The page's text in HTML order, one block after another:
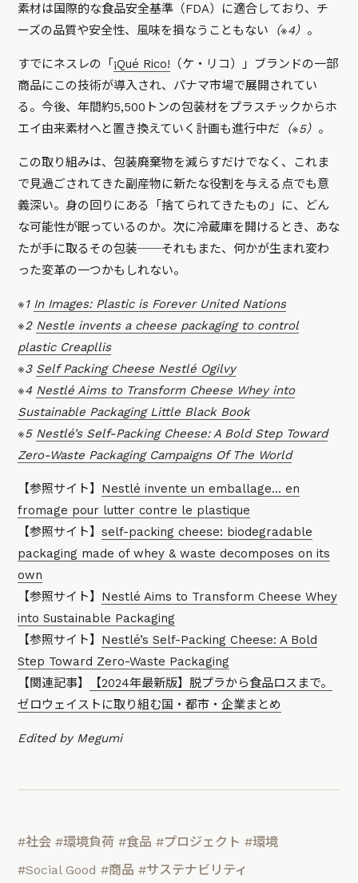
素材は国際的な食品安全基準（FDA）に適合しており、チ
ーズの品質や安全性、風味を損なうこともない （※4） 。
すでにネスレの「 ¡Qué Rico! （ケ・リコ）」ブランドの一部
商品にこの技術が導入され、パナマ市場で展開されてい
る。今後、年間約5,500トンの包装材をプラスチックからホ
エイ由来素材へと置き換えていく計画も進行中だ （※5） 。
この取り組みは、包装廃棄物を減らすだけでなく、これま
で見過ごされてきた副産物に新たな役割を与える点でも意
義深い。身の回りにある「捨てられてきたもの」に、どん
な可能性が眠っているのか。次に冷蔵庫を開けるとき、あな
たが手に取るその包装──それもまた、何かが生まれ変わ
った変革の一つかもしれない。
※1 In Images: Plastic is Forever United Nations
※2 Nestle invents a cheese packaging to control
plastic Creapllis
※3 Self Packing Cheese Nestlé Ogilvy
※4 Nestlé Aims to Transform Cheese Whey into
Sustainable Packaging Little Black Book
※5 Nestlé’s Self-Packing Cheese: A Bold Step Toward
Zero-Waste Packaging Campaigns Of The World
【参照サイト】 Nestlé invente un emballage… en
fromage pour lutter contre le plastique
【参照サイト】self-packing cheese: biodegradable
packaging made of whey & waste decomposes on its
own
【参照サイト】 Nestlé Aims to Transform Cheese Whey
into Sustainable Packaging
【参照サイト】 Nestlé’s Self-Packing Cheese: A Bold
Step Toward Zero-Waste Packaging
【関連記事】
【2024年最新版】脱プラから食品ロスまで。
ゼロウェイストに取り組む国・都市・企業まとめ
Edited by Megumi
#社会 #環境負荷 #食品 #プロジェクト #環境
#Social Good #商品 #サステナビリティ